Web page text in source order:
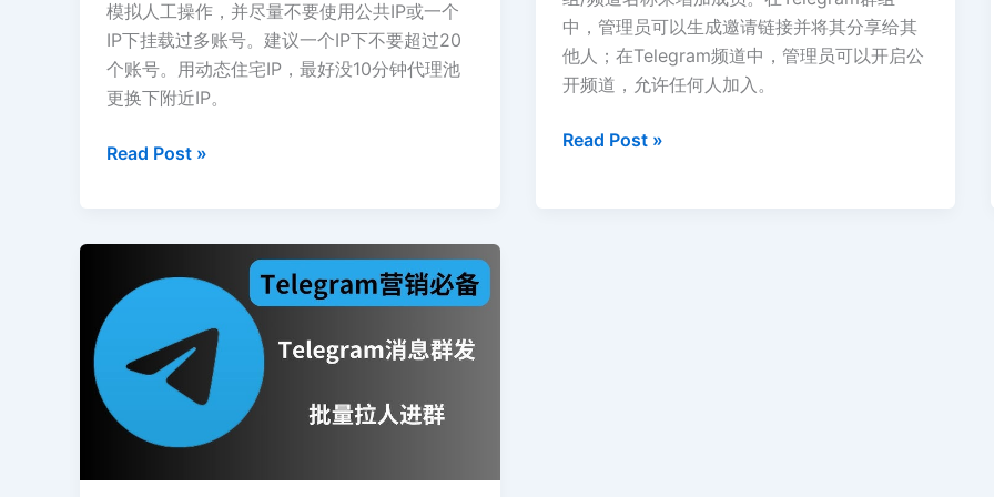
模拟人工操作，并尽量不要使用公共IP或一个
IP下挂载过多账号。建议一个IP下不要超过20
个账号。用动态住宅IP，最好没10分钟代理池
更换下附近IP。
Telegram
问
题
头
疼，
Read Post »
中，管理员可以生成邀请链接并将其分享给其
他人；在Telegram频道中，管理员可以开启公
开频道，允许任何人加入。
Telegram
Read Post »